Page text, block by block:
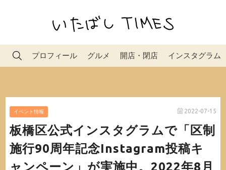
プロフィール グルメ 開店・閉店 インスタグラム
イベント情報 2022-07-15
板橋区公式インスタグラムで「区制
施行90周年記念Instagram投稿キ
ャンペーン」が実施中。2022年8月